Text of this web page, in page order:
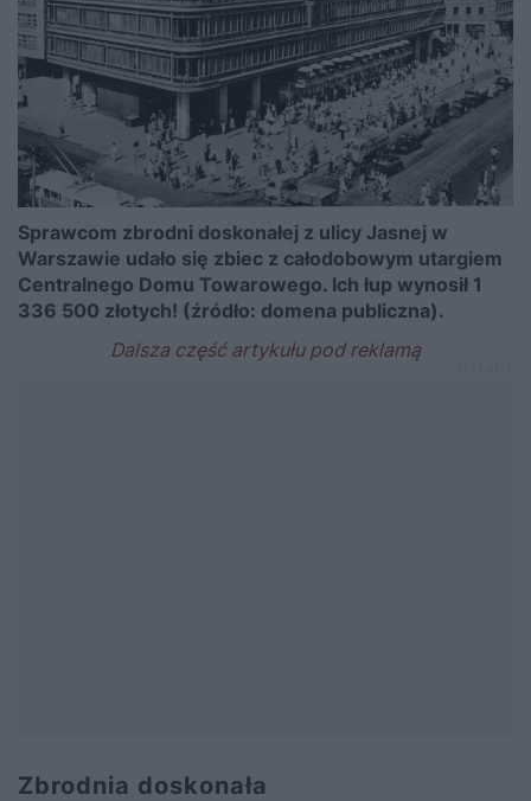
Sprawcom zbrodni doskonałej z ulicy Jasnej w
Warszawie udało się zbiec z całodobowym utargiem
Centralnego Domu Towarowego. Ich łup wynosił 1
336 500 złotych! (źródło: domena publiczna).
Zbrodnia doskonała